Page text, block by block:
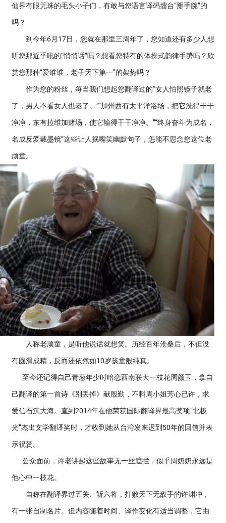
仙界有眼无珠的毛头小子们，有敢与您语言译码擂台“掰手腕”的
吗？
到今年6月17日，您就在那里三周年了，您知道还有多少人想
听您那近乎吼的“悄悄话”吗？想看您特有的体操式韵律手势吗？欣
赏您那种“爱谁谁，老子天下第一”的架势吗？
作为您的粉丝，每当我们想起您翻译过的“女人怕照镜子就老
了，男人不看女人也老了。”“加州西有太平洋浴场，把它洗得干干
净净，东有拉维加赌场，使它输得干干净净。”“终身奋斗为成名，
名成反爱戴墨镜”这些让人抿嘴笑幽默句子，怎能不思念您这位老
顽童。
人称老顽童，是听他说话就想笑。历经百年沧桑后，不但没
有圆滑成精，反而还依然如10岁孩童般纯真。
至今还记得自己青葱年少时暗恋西南联大一枝花周颜玉，拿自
己翻译的第一首诗《别丢掉》献殷勤，不料周小姐芳心已许，求
爱信石沉大海。直到2014年在他荣获国际翻译界最高奖项“北极
光”杰出文学翻译奖时，才收到她从台湾发来迟到50年的回信并表
示祝贺。
公众面前，许老讲起这些故事无一丝遮拦，似乎周奶奶永远是
他心中一枝花。
自称在翻译界过五关、斩六将，打败天下无敌手的许渊冲，
有一张自制名片。但内容随着时间、译作变化有适当调整，它由